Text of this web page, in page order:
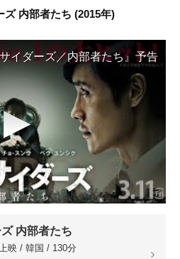
ズ 内部者たち (2015年)
イダーズ／内部者たち』予告
▶
内部者たち
映 / 韓国 / 130分